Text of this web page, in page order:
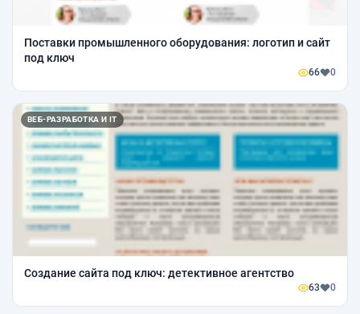
Поставки промышленного оборудования: логотип и сайт
под ключ
66 0
ВЕБ-РАЗРАБОТКА И IT
Создание сайта под ключ: детективное агентство
63 0